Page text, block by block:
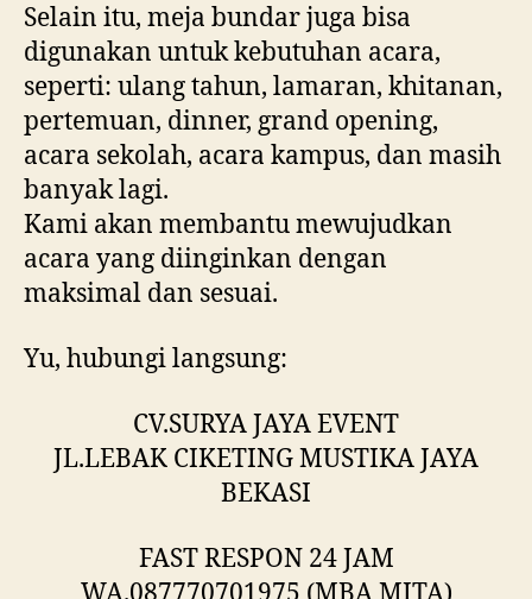
Selain itu, meja bundar juga bisa
digunakan untuk kebutuhan acara,
seperti: ulang tahun, lamaran, khitanan,
pertemuan, dinner, grand opening,
acara sekolah, acara kampus, dan masih
banyak lagi.
Kami akan membantu mewujudkan
acara yang diinginkan dengan
maksimal dan sesuai.
Yu, hubungi langsung:
CV.SURYA JAYA EVENT
JL.LEBAK CIKETING MUSTIKA JAYA
BEKASI
FAST RESPON 24 JAM